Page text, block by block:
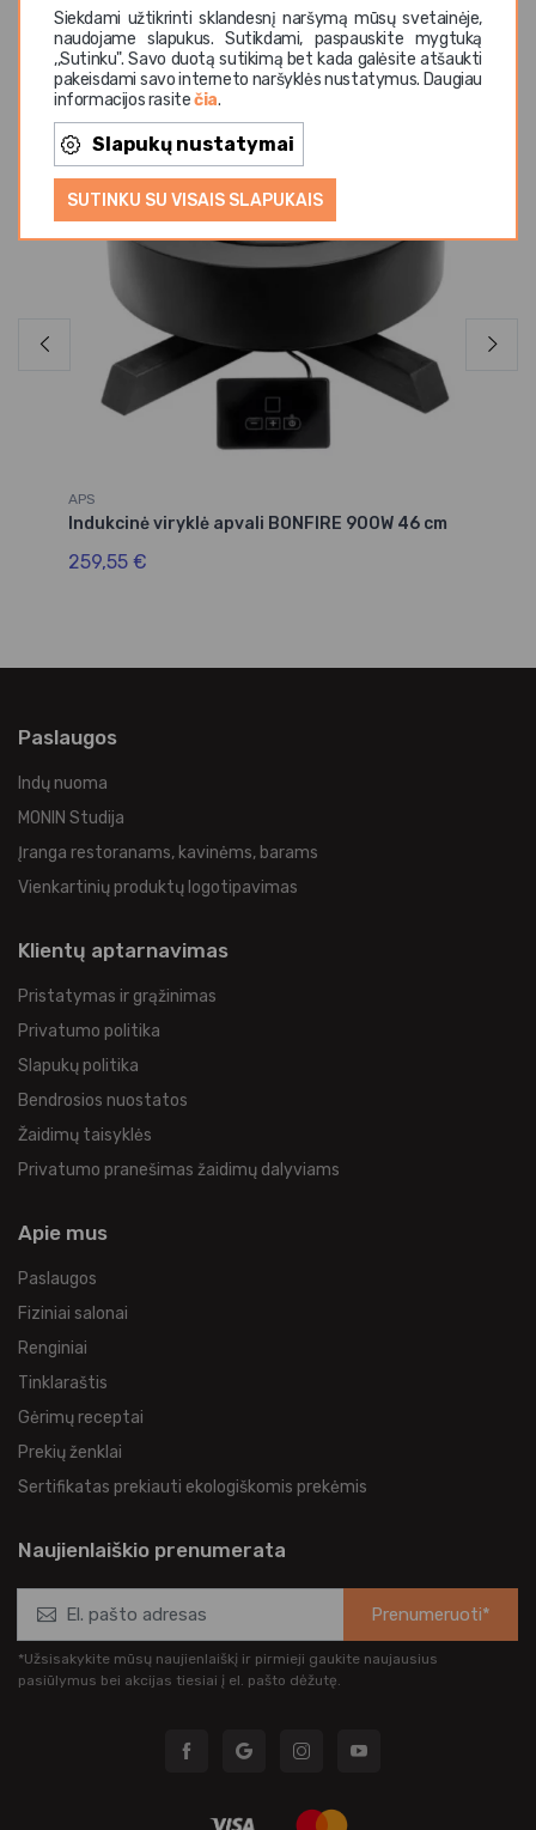
Siekdami užtikrinti sklandesnį naršymą mūsų svetainėje,
naudojame slapukus. Sutikdami, paspauskite mygtuką
,,Sutinku". Savo duotą sutikimą bet kada galėsite atšaukti
pakeisdami savo interneto naršyklės nustatymus. Daugiau
informacijos rasitečia.
Slapukų nustatymai
SUTINKU SU VISAIS SLAPUKAIS
Panašios prekės
APS
Indukcinė viryklė apvali BONFIRE 900W 46 cm
259,55 €
Paslaugos
Indų nuoma
MONIN Studija
Įranga restoranams, kavinėms, barams
Vienkartinių produktų logotipavimas
Klientų aptarnavimas
Pristatymas ir grąžinimas
Privatumo politika
Slapukų politika
Bendrosios nuostatos
Žaidimų taisyklės
Privatumo pranešimas žaidimų dalyviams
Apie mus
Paslaugos
Fiziniai salonai
Renginiai
Tinklaraštis
Gėrimų receptai
Prekių ženklai
Sertifikatas prekiauti ekologiškomis prekėmis
Naujienlaiškio prenumerata
Prenumeruoti*
*Užsisakykite mūsų naujienlaiškį ir pirmieji gaukite naujausius
pasiūlymus bei akcijas tiesiai į el. pašto dėžutę.